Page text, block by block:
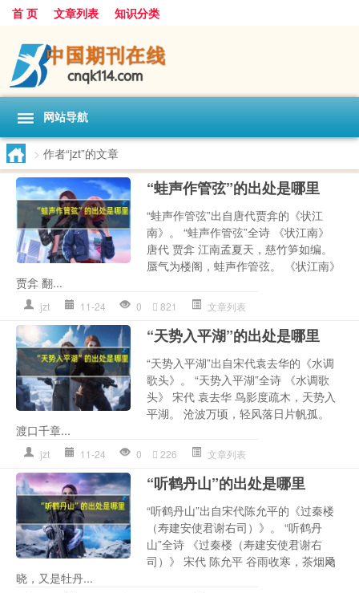
首 页 文章列表 知识分类
网站导航
> 作者“jzt”的文章
“蛙声作管弦”的出处是哪里
“蛙声作管弦”出自唐代贾弇的《状江
南》。 “蛙声作管弦”全诗 《状江南》
唐代 贾弇 江南孟夏天，慈竹笋如编。
蜃气为楼阁，蛙声作管弦。 《状江南》
贾弇 翻...
jzt 11-24 0 821 文章列表
“天势入平湖”的出处是哪里
“天势入平湖”出自宋代袁去华的《水调
歌头》。 “天势入平湖”全诗 《水调歌
头》 宋代 袁去华 鸟影度疏木，天势入
平湖。 沧波万顷，轻风落日片帆孤。
渡口千章...
jzt 11-24 0 226 文章列表
“听鹤丹山”的出处是哪里
“听鹤丹山”出自宋代陈允平的《过秦楼
（寿建安使君谢右司）》。 “听鹤丹
山”全诗 《过秦楼（寿建安使君谢右
司）》 宋代 陈允平 谷雨收寒，茶烟飏
晓，又是牡丹...